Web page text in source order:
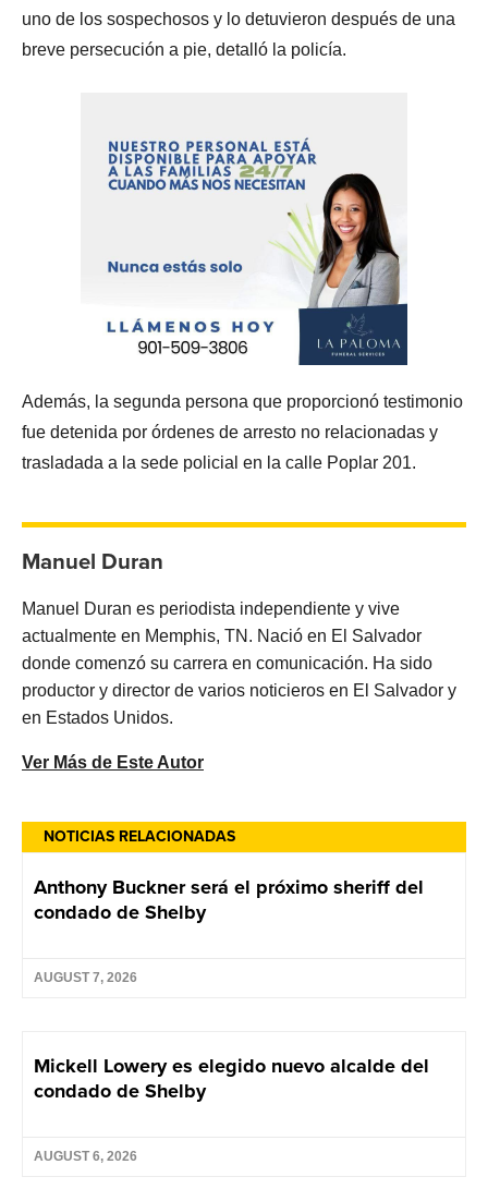
NOTICIAS RELACIONADAS
Anthony Buckner será el próximo sheriff del
condado de Shelby
AUGUST 7, 2026
Mickell Lowery es elegido nuevo alcalde del
condado de Shelby
AUGUST 6, 2026
uno de los sospechosos y lo detuvieron después de una
breve persecución a pie, detalló la policía.
Además, la segunda persona que proporcionó testimonio
fue detenida por órdenes de arresto no relacionadas y
trasladada a la sede policial en la calle Poplar 201.
Manuel Duran
Manuel Duran es periodista independiente y vive
actualmente en Memphis, TN. Nació en El Salvador
donde comenzó su carrera en comunicación. Ha sido
productor y director de varios noticieros en El Salvador y
en Estados Unidos.
Ver Más de Este Autor